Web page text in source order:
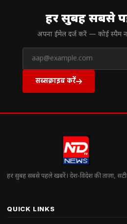
हर सुबह सबसे
अपना ईमेल दर्ज करें — कोई स्पैम
सब्सक्राइब करें
हर सुबह सबसे पहले खबरें। देश-विदेश की ताज़ा,
QUICK LINKS